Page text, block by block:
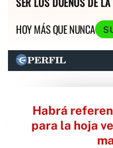
HOY MÁS QUE NUNCA
Habrá
para la hoja